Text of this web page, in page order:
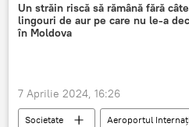
Un străin riscă să rămână fără
lingouri de aur pe care nu le-a
în Moldova
7 Aprilie 2024, 16:26
Societate
Aeroportul